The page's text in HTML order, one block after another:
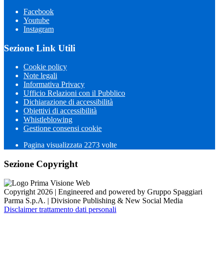
Facebook
Youtube
Instagram
Sezione Link Utili
Cookie policy
Note legali
Informativa Privacy
Ufficio Relazioni con il Pubblico
Dichiarazione di accessibilità
Obiettivi di accessibilità
Whistleblowing
Gestione consensi cookie
Pagina visualizzata 2273 volte
Sezione Copyright
Copyright 2026 | Engineered and powered by Gruppo Spaggiari
Parma S.p.A. | Divisione Publishing & New Social Media
Disclaimer trattamento dati personali